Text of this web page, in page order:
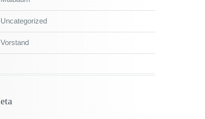
Uncategorized
Vorstand